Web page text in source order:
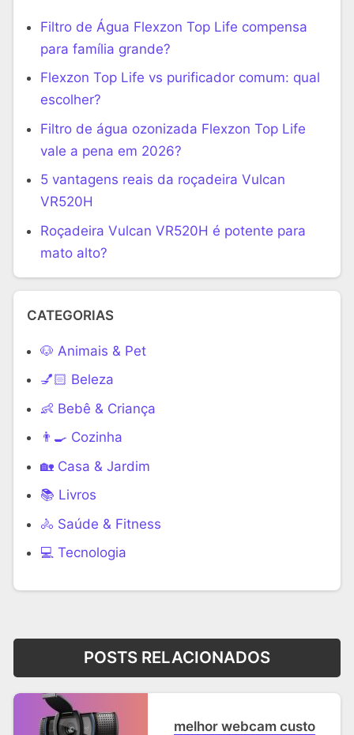
Filtro de Água Flexzon Top Life compensa
para família grande?
Flexzon Top Life vs purificador comum: qual
escolher?
Filtro de água ozonizada Flexzon Top Life
vale a pena em 2026?
5 vantagens reais da roçadeira Vulcan
VR520H
Roçadeira Vulcan VR520H é potente para
mato alto?
CATEGORIAS
🐶 Animais & Pet
💅🏻 Beleza
👶 Bebê & Criança
👨‍🍳 Cozinha
🏡 Casa & Jardim
📚 Livros
🚴 Saúde & Fitness
‍💻 Tecnologia
POSTS RELACIONADOS
melhor webcam custo